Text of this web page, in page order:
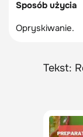
Sposób użycia
Opryskiwanie.
Tekst: